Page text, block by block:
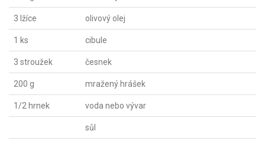
3 lžíce olivový olej
1 ks cibule
3 stroužek česnek
200 g mražený hrášek
1/2 hrnek voda nebo vývar
sůl